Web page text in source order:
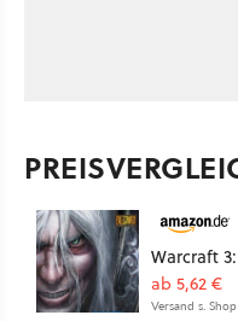
Warcraft
ab 5,62 €
Versand s. Shop